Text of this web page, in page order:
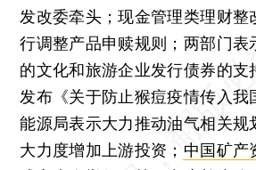
发改委牵头；现金管理类理财整
行调整产品申赎规则；两部门表
的文化和旅游企业发行债券的支
发布《关于防止猴痘疫情传入我
能源局表示大力推动油气相关规
大力度增加上游投资； 中国矿产